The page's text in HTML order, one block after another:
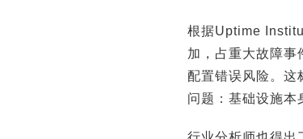
根据Uptime
加，占重大故障事
配置错误风险。这
问题：基础设施本